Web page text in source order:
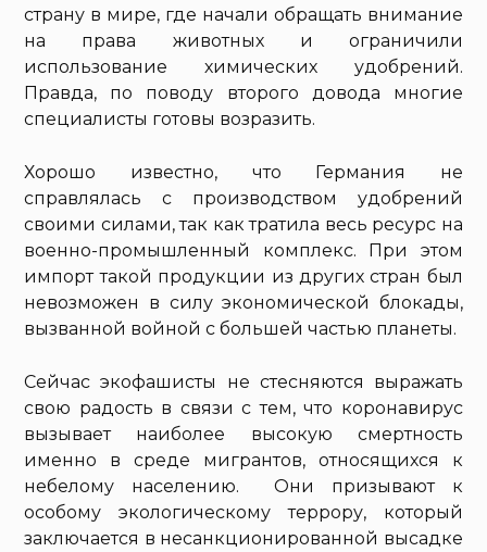
страну в мире, где начали обращать внимание
на права животных и ограничили
использование химических удобрений.
Правда, по поводу второго довода многие
специалисты готовы возразить.
Хорошо известно, что Германия не
справлялась с производством удобрений
своими силами, так как тратила весь ресурс на
военно-промышленный комплекс. При этом
импорт такой продукции из других стран был
невозможен в силу экономической блокады,
вызванной войной с большей частью планеты.
Сейчас экофашисты не стесняются выражать
свою радость в связи с тем, что коронавирус
вызывает наиболее высокую смертность
именно в среде мигрантов, относящихся к
небелому населению. Они призывают к
особому экологическому террору, который
заключается в несанкционированной высадке